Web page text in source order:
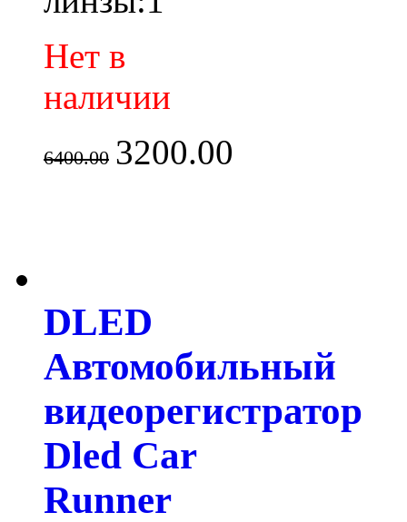
Нет в
наличии
6400.00 3200.00
DLED
Автомобильный
видеорегистратор
Dled Car
Runner